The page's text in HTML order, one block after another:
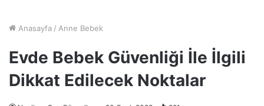
Anasayfa / Anne Bebek
Evde Bebek Güvenliği İle İlgili
Dikkat Edilecek Noktalar